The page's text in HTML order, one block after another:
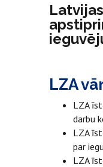
LZA
LZA
darbu
LZA
par
LZA